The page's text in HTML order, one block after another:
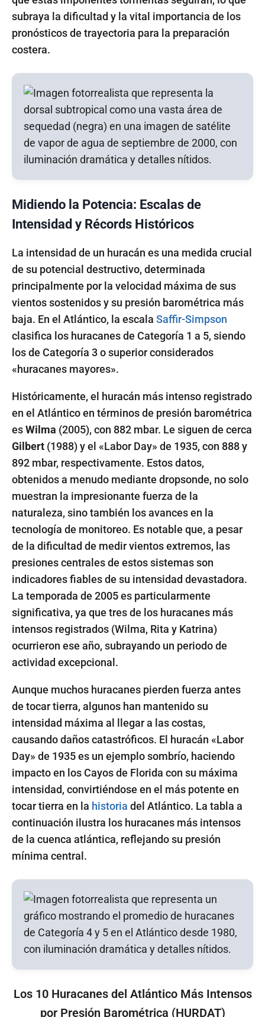
subraya la dificultad y la vital importancia de los
pronósticos de trayectoria para la preparación
costera.
Midiendo la Potencia: Escalas de
Intensidad y Récords Históricos
La intensidad de un huracán es una medida crucial
de su potencial destructivo, determinada
principalmente por la velocidad máxima de sus
vientos sostenidos y su presión barométrica más
baja. En el Atlántico, la escala Saffir-Simpson
clasifica los huracanes de Categoría 1 a 5, siendo
los de Categoría 3 o superior considerados
«huracanes mayores».
Históricamente, el huracán más intenso registrado
en el Atlántico en términos de presión barométrica
esWilma (2005), con 882 mbar. Le siguen de cerca
Gilbert (1988) y el «Labor Day» de 1935, con 888 y
892 mbar, respectivamente. Estos datos,
obtenidos a menudo mediante dropsonde, no solo
muestran la impresionante fuerza de la
naturaleza, sino también los avances en la
tecnología de monitoreo. Es notable que, a pesar
de la dificultad de medir vientos extremos, las
presiones centrales de estos sistemas son
indicadores fiables de su intensidad devastadora.
La temporada de 2005 es particularmente
significativa, ya que tres de los huracanes más
intensos registrados (Wilma, Rita y Katrina)
ocurrieron ese año, subrayando un periodo de
actividad excepcional.
Aunque muchos huracanes pierden fuerza antes
de tocar tierra, algunos han mantenido su
intensidad máxima al llegar a las costas,
causando daños catastróficos. El huracán «Labor
Day» de 1935 es un ejemplo sombrío, haciendo
impacto en los Cayos de Florida con su máxima
intensidad, convirtiéndose en el más potente en
tocar tierra en la historia del Atlántico. La tabla a
continuación ilustra los huracanes más intensos
de la cuenca atlántica, reflejando su presión
mínima central.
Los 10 Huracanes del Atlántico Más Intensos
por Presión Barométrica (HURDAT)